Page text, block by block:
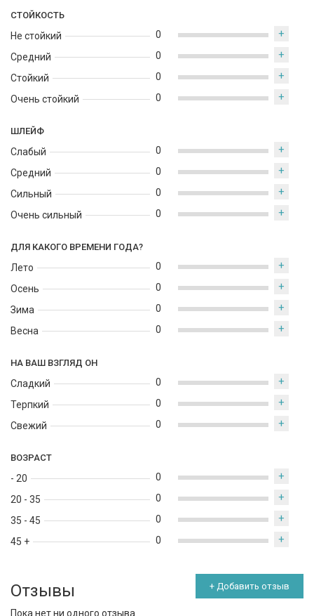
СТОЙКОСТЬ
Не стойкий
Средний
Стойкий
Очень стойкий
0 +
0 +
0 +
0 +
ШЛЕЙФ
Слабый
Средний
Сильный
Очень сильный
0 +
0 +
0 +
0 +
ДЛЯ КАКОГО ВРЕМЕНИ ГОДА?
Лето
Осень
Зима
Весна
0 +
0 +
0 +
0 +
НА ВАШ ВЗГЛЯД ОН
Сладкий
Терпкий
Свежий
0 +
0 +
0 +
ВОЗРАСТ
- 20
20 - 35
35 - 45
45 +
0 +
0 +
0 +
0 +
Отзывы + Добавить отзыв
Пока нет ни одного отзыва